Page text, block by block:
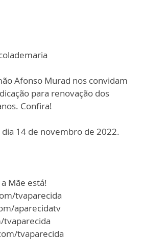
Afonso Murad nos convidam
para renovação dos
Confira!
14 de novembro de 2022.
Mãe está!
tvaparecida
aparecidatv
tvaparecida